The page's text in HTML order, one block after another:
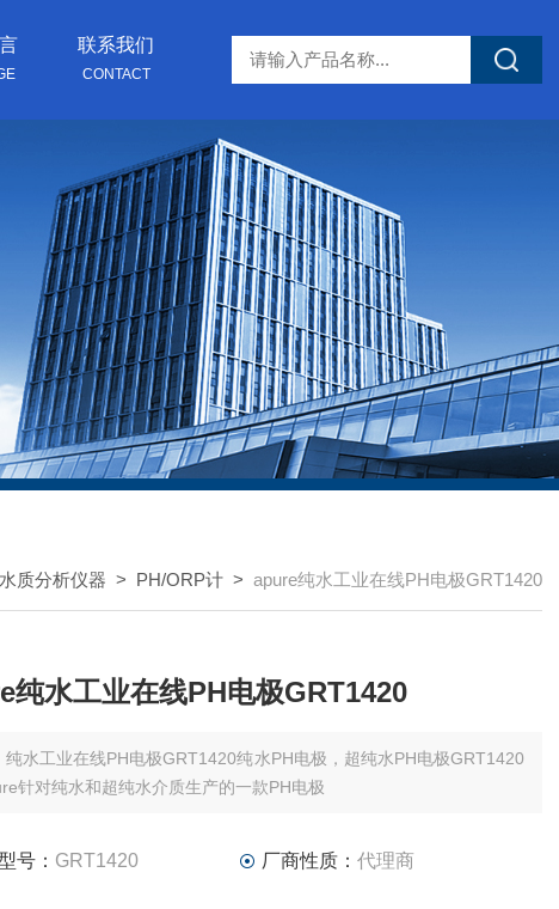
联系我们
CONTACT
质分析仪器 > PH/ORP计 > apure纯水工业在线PH电极GRT1420
纯水工业在线PH电极GRT1420
纯水工业在线PH电极GRT1420纯水PH电极，超纯水PH电极GRT1420
针对纯水和超纯水介质生产的一款PH电极
号： GRT1420 厂商性质： 代理商